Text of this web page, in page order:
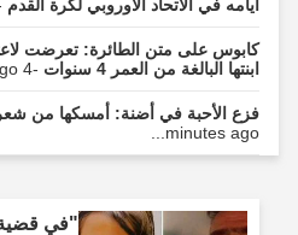
أيامه في الاتحاد الأوروبي لكرة القدم-24 minutes ago...
كابوس على متن الطائرة: تعرضت
ابنتها البالغة من العمر 4 سنوات
-4 minutes ago...
فزع الأحبة في أضنة: أمسكها من
minutes ago...
"في قضية